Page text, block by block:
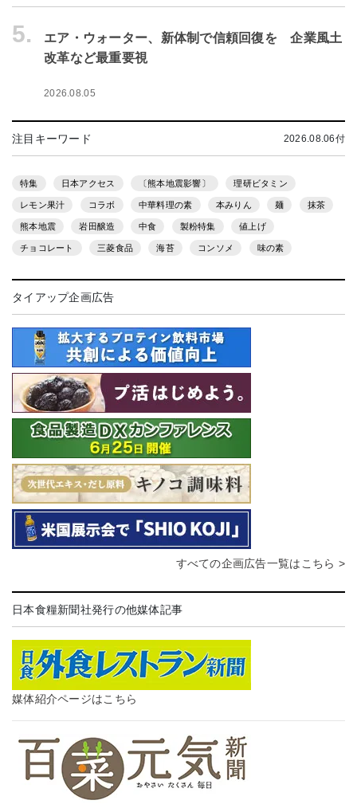
5.
エア・ウォーター、新体制で信頼回復を 企業風土
改革など最重要視
2026.08.05
注目キーワード 2026.08.06付
特集 日本アクセス 〔熊本地震影響〕 理研ビタミン
レモン果汁 コラボ 中華料理の素 本みりん 麺 抹茶
熊本地震 岩田醸造 中食 製粉特集 値上げ
チョコレート 三菱食品 海苔 コンソメ 味の素
タイアップ企画広告
すべての企画広告一覧はこちら >
日本食糧新聞社発行の他媒体記事
媒体紹介ページはこちら